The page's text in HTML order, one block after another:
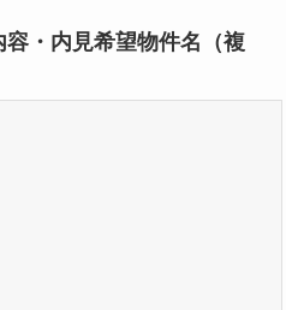
・内見希望物件名（複